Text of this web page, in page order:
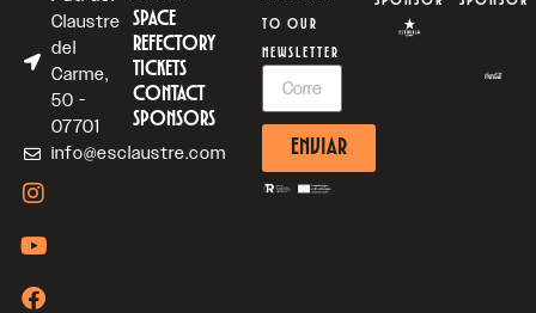
Claustre
del
Carme,
50 -
07701
info@esclaustre.com
SPACE
REFECTORY
TICKETS
CONTACT
SPONSORS
TO OUR
NEWSLETTER
ENVIAR